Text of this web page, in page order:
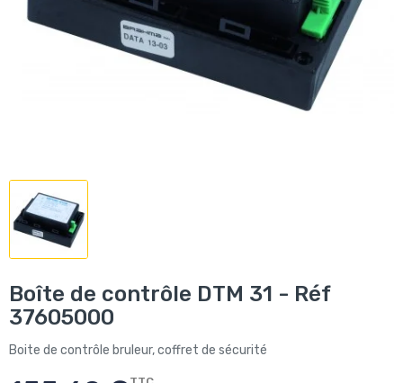
Boîte de contrôle DTM 31 - Réf
37605000
Boite de contrôle bruleur, coffret de sécurité